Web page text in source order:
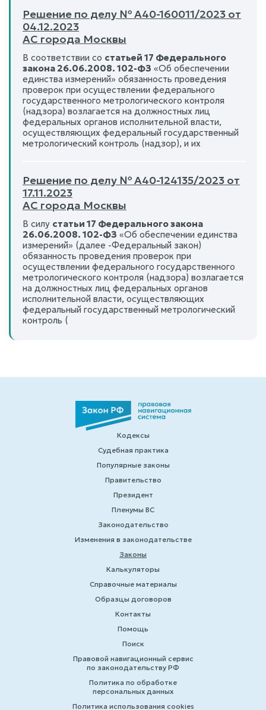
Решение по делу № А40-160011/2023 от
04.12.2023
АС города Москвы
В соответствии со статьей 17 Федерального
закона 26.06.2008. 102-ФЗ «Об обеспечении
единства измерений» обязанность проведения
проверок при осуществлении федерального
государственного метрологического контроля
(надзора) возлагается на должностных лиц
федеральных органов исполнительной власти,
осуществляющих федеральный государственный
метрологический контроль (надзор), и их
Решение по делу № А40-124135/2023 от
17.11.2023
АС города Москвы
В силу статьи 17 Федерального закона
26.06.2008. 102-ФЗ «Об обеспечении единства
измерений» (далее -Федеральный закон)
обязанность проведения проверок при
осуществлении федерального государственного
метрологического контроля (надзора) возлагается
на должностных лиц федеральных органов
исполнительной власти, осуществляющих
федеральный государственный метрологический
контроль (
Кодексы
Судебная практика
Популярные законы
Правительство
Президент
Пленумы ВС
Законодательство
Изменения в законодательстве
Законы
Калькуляторы
Справочные материалы
Образцы договоров
Контакты
Помощь
Поиск
Правовой навигационный сервис
по законодательству РФ
Политика по обработке
персональных данных
Политика использования cookies